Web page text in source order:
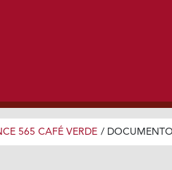
565 CAFÉ VERDE /